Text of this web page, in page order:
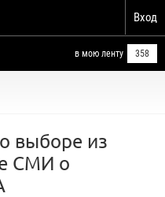
Вход
в мою ленту 358
выборе из
СМИ о